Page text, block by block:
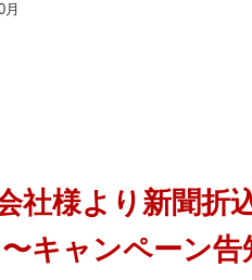
月
社様より新聞折
キャンペーン告